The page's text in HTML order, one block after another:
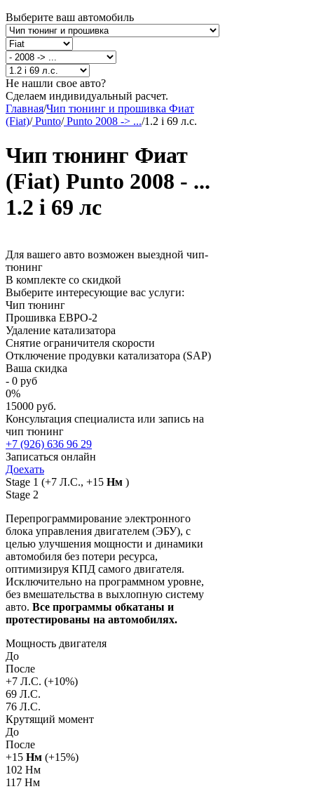
Выберите ваш автомобиль
Не нашли свое авто?
Сделаем индивидуальный расчет.
Главная/Чип тюнинг и прошивка Фиат
(Fiat)/Punto/Punto 2008 -> .../1.2 i 69 л.с.
Чип тюнинг Фиат
(Fiat) Punto 2008 - ...
1.2 i 69 лс
Для вашего авто возможен выездной чип-
тюнинг
В комплекте со скидкой
Выберите интересующие вас услуги:
Чип тюнинг
Прошивка ЕВРО-2
Удаление катализатора
Снятие ограничителя скорости
Отключение продувки катализатора (SAP)
Ваша скидка
- 0 руб
0%
15000 руб.
Консультация специалиста или запись на
чип тюнинг
+7 (926) 636 96 29
Записаться онлайн
Доехать
Stage 1 (+7 Л.С., +15 Нм )
Stage 2
Перепрограммирование электронного
блока управления двигателем (ЭБУ), с
целью улучшения мощности и динамики
автомобиля без потери ресурса,
оптимизируя КПД самого двигателя.
Исключительно на программном уровне,
без вмешательства в выхлопную систему
авто. Все программы обкатаны и
протестированы на автомобилях.
Мощность двигателя
До
После
+7 Л.С. (+10%)
69 Л.С.
76 Л.С.
Крутящий момент
До
После
+15 Нм (+15%)
102 Нм
117 Нм